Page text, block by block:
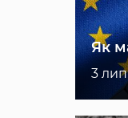
Як
3